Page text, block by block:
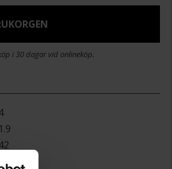
i 30 dagar vid onlineköp.
1.9
Guldfynd